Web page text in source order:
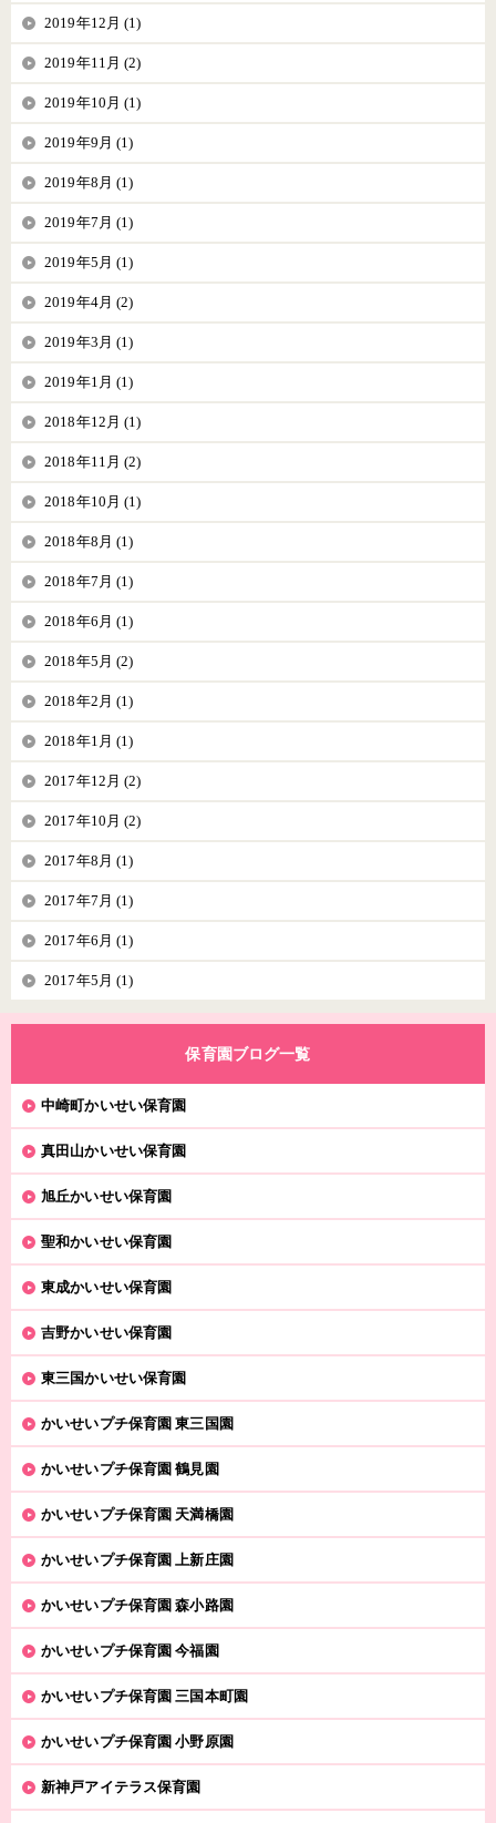
2019年12月 (1)
2019年11月 (2)
2019年10月 (1)
2019年9月 (1)
2019年8月 (1)
2019年7月 (1)
2019年5月 (1)
2019年4月 (2)
2019年3月 (1)
2019年1月 (1)
2018年12月 (1)
2018年11月 (2)
2018年10月 (1)
2018年8月 (1)
2018年7月 (1)
2018年6月 (1)
2018年5月 (2)
2018年2月 (1)
2018年1月 (1)
2017年12月 (2)
2017年10月 (2)
2017年8月 (1)
2017年7月 (1)
2017年6月 (1)
2017年5月 (1)
保育園ブログ一覧
中崎町かいせい保育園
真田山かいせい保育園
旭丘かいせい保育園
聖和かいせい保育園
東成かいせい保育園
吉野かいせい保育園
東三国かいせい保育園
かいせいプチ保育園 東三国園
かいせいプチ保育園 鶴見園
かいせいプチ保育園 天満橋園
かいせいプチ保育園 上新庄園
かいせいプチ保育園 森小路園
かいせいプチ保育園 今福園
かいせいプチ保育園 三国本町園
かいせいプチ保育園 小野原園
新神戸アイテラス保育園